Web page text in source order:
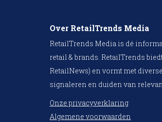
Over RetailTrends Media
RetailTrends Media is dé
retail & brands. RetailTrends
RetailNews) en vormt met
signaleren en duiden van
Onze privacyverklaring
Algemene voorwaarden